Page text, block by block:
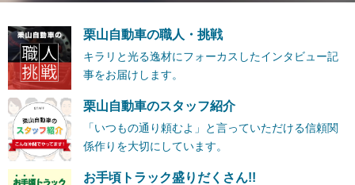
栗山自動車の職人・挑戦
キラリと光る逸材にフォーカスしたインタビュー記
事をお届けします。
栗山自動車のスタッフ紹介
「いつもの通り頼むよ」と言っていただける信頼関
係作りを大切にしています。
お手頃トラック盛りだくさん!!